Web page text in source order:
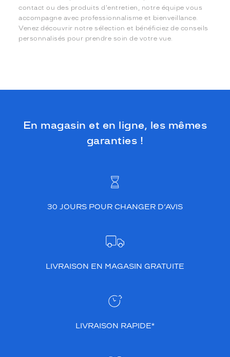
contact ou des produits d'entretien, notre équipe vous
accompagne avec professionnalisme et bienveillance.
Venez découvrir notre sélection et bénéficiez de conseils
personnalisés pour prendre soin de votre vue.
En magasin et en ligne, les mêmes
garanties !
30 JOURS POUR CHANGER D’AVIS
LIVRAISON EN MAGASIN GRATUITE
LIVRAISON RAPIDE*